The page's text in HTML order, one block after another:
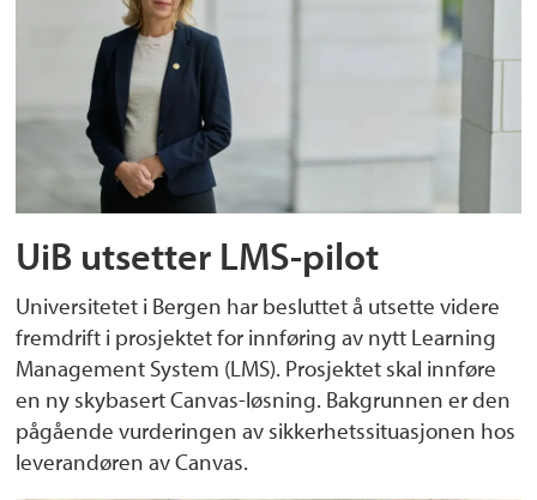
UiB utsetter LMS-pilot
Universitetet i Bergen har besluttet å utsette videre
fremdrift i prosjektet for innføring av nytt Learning
Management System (LMS). Prosjektet skal innføre
en ny skybasert Canvas-løsning. Bakgrunnen er den
pågående vurderingen av sikkerhetssituasjonen hos
leverandøren av Canvas.